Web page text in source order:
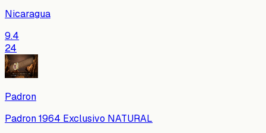
Nicaragua
9.4
24
Padron
Padron 1964 Exclusivo NATURAL